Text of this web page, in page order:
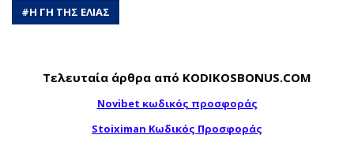
#Η ΓΗ ΤΗΣ ΕΛΙΑΣ
Τελευταία άρθρα από KODIKOSBONUS.COM
Novibet κωδικός προσφοράς
Stoiximan Κωδικός Προσφοράς